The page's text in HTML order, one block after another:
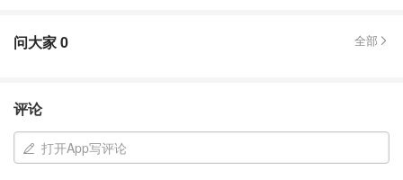
问大家0 全部
评论
打开App写评论